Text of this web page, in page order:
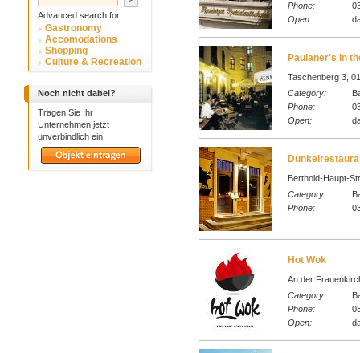
Advanced search for:
Gastronomy
Accomodations
Shopping
Culture & Recreation
Noch nicht dabei?
Tragen Sie Ihr
Unternehmen jetzt
unverbindlich ein.
Phone:
Open:
Paulaner′s in
Taschenberg 3,
Category:
Phone:
Open:
Berthold-Haupt-
Category:
Phone:
Hot Wok
An der
Category:
Phone:
Open: